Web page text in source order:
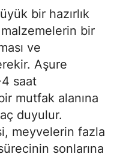
bir hazırlık
bir
ve
Aşure
saat
mutfak alanına
duyulur.
meyvelerin fazla
sonlarına